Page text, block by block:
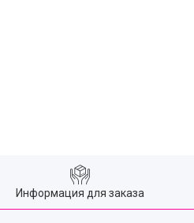
Информация для заказа